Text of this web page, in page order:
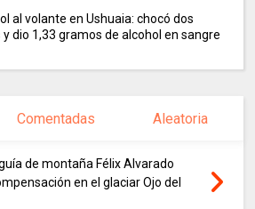
al volante en Ushuaia: chocó dos
y dio 1,33 gramos de alcohol en sangre
Comentadas Aleatoria
de montaña Félix Alvarado
en el glaciar Ojo del